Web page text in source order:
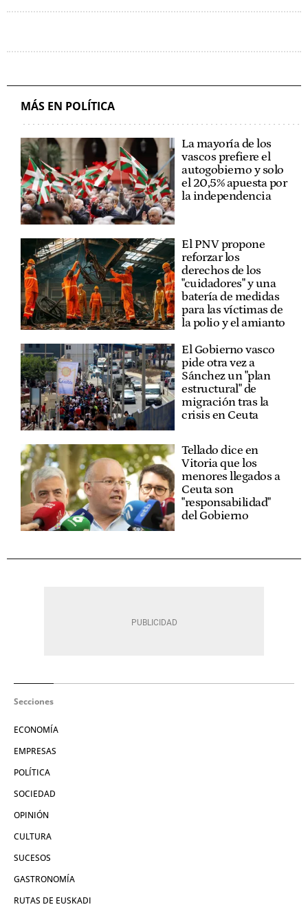
MÁS EN POLÍTICA
La mayoría de los
vascos prefiere el
autogobierno y solo
el 20,5% apuesta por
la independencia
El PNV propone
reforzar los
derechos de los
"cuidadores" y una
batería de medidas
para las víctimas de
la polio y el amianto
El Gobierno vasco
pide otra vez a
Sánchez un "plan
estructural" de
migración tras la
crisis en Ceuta
Tellado dice en
Vitoria que los
menores llegados a
Ceuta son
"responsabilidad"
del Gobierno
Secciones
ECONOMÍA
EMPRESAS
POLÍTICA
SOCIEDAD
OPINIÓN
CULTURA
SUCESOS
GASTRONOMÍA
RUTAS DE EUSKADI